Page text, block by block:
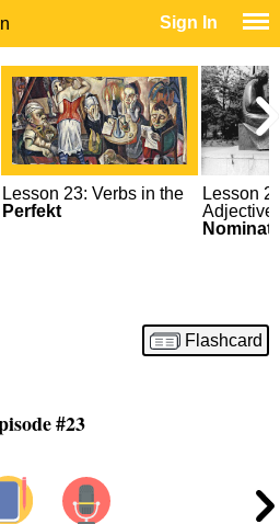
Sign In
Lesson 23: Verbs in the
Perfekt
Lesson
Adjective
Flashcard
#23